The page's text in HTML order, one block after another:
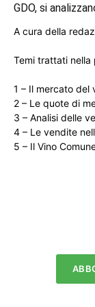
GDO, si
A cura della
Temi trattati nella
1 – Il mercato del
2 – Le quote di
3 – Analisi delle
4 – Le vendite
5 – Il Vino